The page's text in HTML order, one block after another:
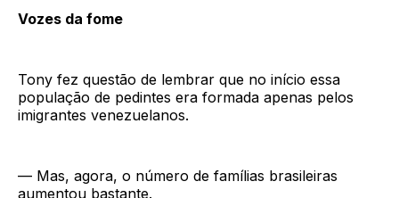
Vozes da fome
Tony fez questão de lembrar que no início essa
população de pedintes era formada apenas pelos
imigrantes venezuelanos.
— Mas, agora, o número de famílias brasileiras
aumentou bastante.